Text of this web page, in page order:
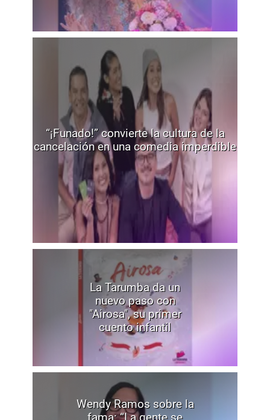
“¡Funado!” convierte la cultura de la
cancelación en una comedia imperdible
La Tarumba da un
nuevo paso con
"Airosa", su primer
cuento infantil
Wendy Ramos sobre la